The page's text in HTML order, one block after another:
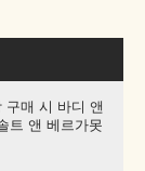
구매 시 바디 앤
트 앤 베르가못